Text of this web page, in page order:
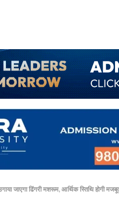
जाएगा ढिंगरी मशरूम, आर्थिक स्तिथि होगी